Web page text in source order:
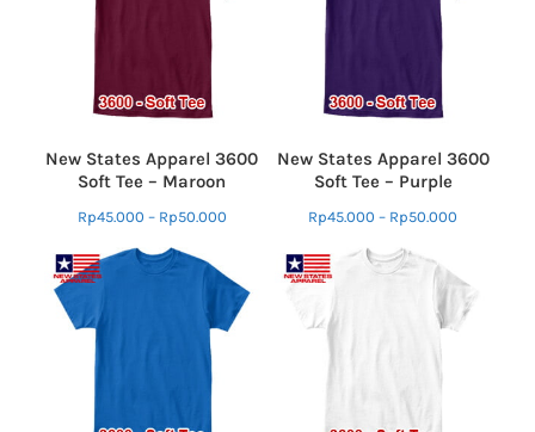
New States Apparel 3600
Soft Tee – Maroon
Rp45.000 – Rp50.000
New States Apparel 3600
Soft Tee – Purple
Rp45.000 – Rp50.000